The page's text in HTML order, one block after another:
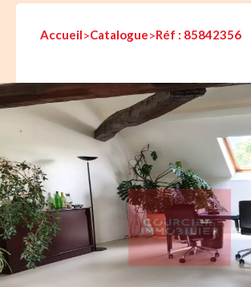
Accueil>Catalogue>Réf : 85842356